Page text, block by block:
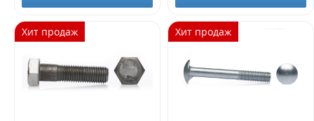
Жду звонка
Хит продаж Хит продаж